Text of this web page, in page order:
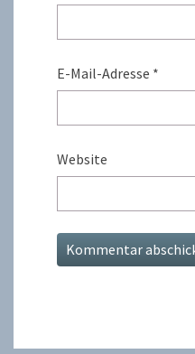
E-Mail-Adresse *
Website